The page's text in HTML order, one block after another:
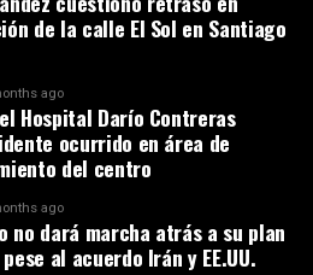
de la calle El Sol en Santiago
ago
Hospital Darío Contreras
ocurrido en área de
del centro
ago
no dará marcha atrás a su plan
al acuerdo Irán y EE.UU.